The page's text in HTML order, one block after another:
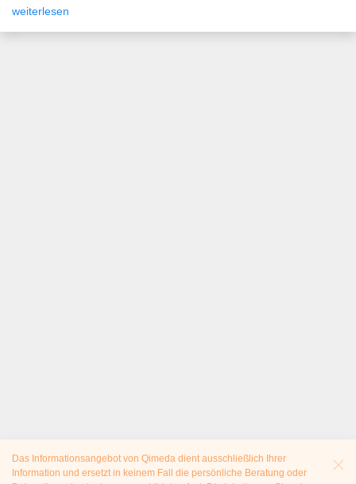
weiterlesen
Das Informationsangebot von Qimeda dient ausschließlich Ihrer
Information und ersetzt in keinem Fall die persönliche Beratung oder